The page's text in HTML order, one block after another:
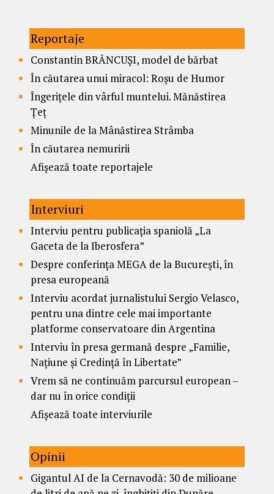
Reportaje
Constantin BRÂNCUȘI, model de bărbat
În căutarea unui miracol: Roșu de Humor
Îngerițele din vârful muntelui. Mănăstirea
Țeț
Minunile de la Mânăstirea Strâmba
În căutarea nemuririi
Afișează toate reportajele
Interviuri
Interviu pentru publicația spaniolă „La
Gaceta de la Iberosfera”
Despre conferința MEGA de la București, în
presa europeană
Interviu acordat jurnalistului Sergio Velasco,
pentru una dintre cele mai importante
platforme conservatoare din Argentina
Interviu în presa germană despre „Familie,
Națiune și Credință în Libertate”
Vrem să ne continuăm parcursul european –
dar nu în orice condiții
Afișează toate interviurile
Opinii
Gigantul AI de la Cernavodă: 30 de milioane